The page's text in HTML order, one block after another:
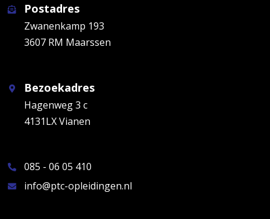
Postadres
Zwanenkamp 193
3607 RM Maarssen
Bezoekadres
Hagenweg 3 c
4131LX Vianen
085 - 06 05 410
info@ptc-opleidingen.nl